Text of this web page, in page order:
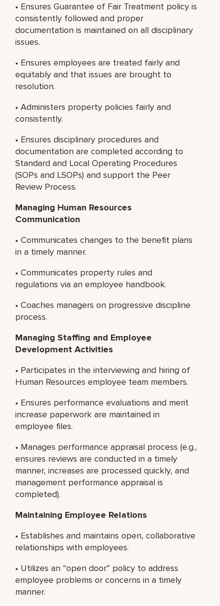
• Ensures Guarantee of Fair Treatment policy is
consistently followed and proper
documentation is maintained on all disciplinary
issues.
• Ensures employees are treated fairly and
equitably and that issues are brought to
resolution.
• Administers property policies fairly and
consistently.
• Ensures disciplinary procedures and
documentation are completed according to
Standard and Local Operating Procedures
(SOPs and LSOPs) and support the Peer
Review Process.
Managing Human Resources
Communication
• Communicates changes to the benefit plans
in a timely manner.
• Communicates property rules and
regulations via an employee handbook.
• Coaches managers on progressive discipline
process.
Managing Staffing and Employee
Development Activities
• Participates in the interviewing and hiring of
Human Resources employee team members.
• Ensures performance evaluations and merit
increase paperwork are maintained in
employee files.
• Manages performance appraisal process (e.g.,
ensures reviews are conducted in a timely
manner, increases are processed quickly, and
management performance appraisal is
completed).
Maintaining Employee Relations
• Establishes and maintains open, collaborative
relationships with employees.
• Utilizes an “open door” policy to address
employee problems or concerns in a timely
manner.